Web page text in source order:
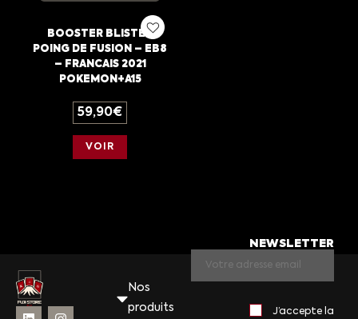
BOOSTER BLISTER
POING DE FUSION – EB8
– FRANCAIS 2021
POKEMON+A15
59,90€
VOIR
Nos
produits
NEWSLETTER
J’accepte la